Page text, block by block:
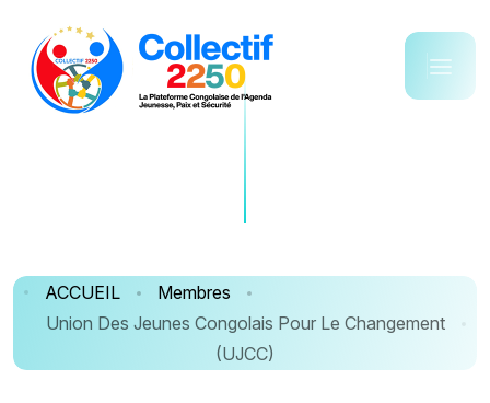
ACCUEIL
Membres
Union Des Jeunes Congolais Pour Le Changement
(UJCC)